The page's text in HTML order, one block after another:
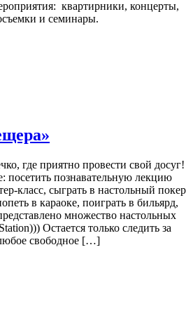
квартирники, концерты,
и семинары.
где приятно провести свой досуг!
познавательную лекцию
класс, сыграть в настольный покер
в караоке, поиграть в бильярд,
множество настольных
Остается только следить за
свободное […]